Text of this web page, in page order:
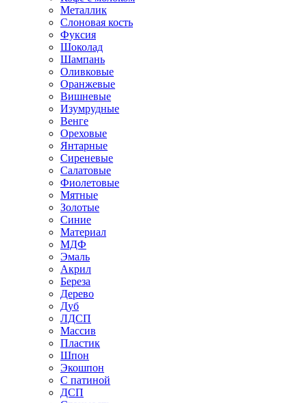
Металлик
Слоновая кость
Фуксия
Шоколад
Шампань
Оливковые
Оранжевые
Вишневые
Изумрудные
Венге
Ореховые
Янтарные
Сиреневые
Салатовые
Фиолетовые
Мятные
Золотые
Синие
Материал
МДФ
Эмаль
Акрил
Береза
Дерево
Дуб
ЛДСП
Массив
Пластик
Шпон
Экошпон
С патиной
ДСП